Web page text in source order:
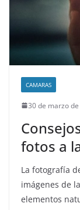
CAMARAS
30 de marzo
fotos a
La fotografía
imágenes de
elementos